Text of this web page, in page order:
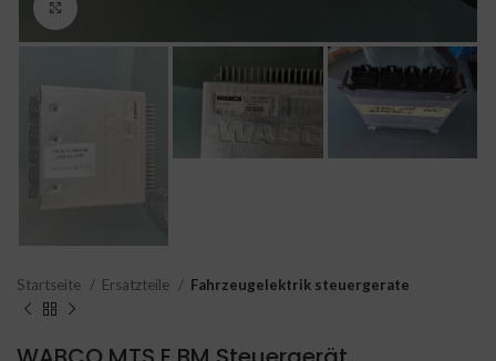
Startseite Ersatzteile Fahrzeugelektrik steuergerate